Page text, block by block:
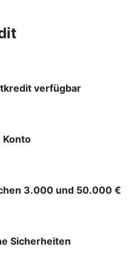
verfügbar
Konto
3.000 und 50.000 €
Sicherheiten